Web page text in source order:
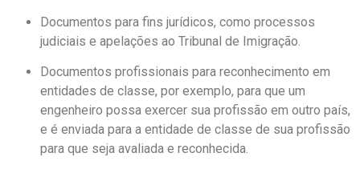
Documentos para fins jurídicos, como processos
judiciais e apelações ao Tribunal de Imigração.
Documentos profissionais para reconhecimento em
entidades de classe, por exemplo, para que um
engenheiro possa exercer sua profissão em outro país,
e é enviada para a entidade de classe de sua profissão
para que seja avaliada e reconhecida.